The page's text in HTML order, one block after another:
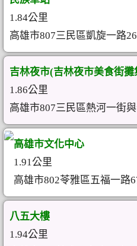
1.84公里
高雄市807三民區凱旋一路
吉林夜市(吉林夜市美食街攤
1.86公里
高雄市807三民區熱河一街
高雄市文化中心
1.91公里
高雄市802苓雅區五福一路
八五大樓
1.94公里